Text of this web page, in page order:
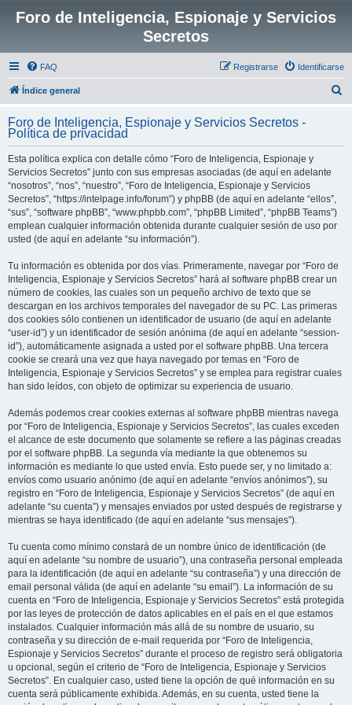
Foro de Inteligencia, Espionaje y Servicios
Secretos
FAQ Identificarse
Registrarse
Índice general
c
Foro de Inteligencia, Espionaje y Servicios Secretos -
Política de privacidad
Esta política explica con detalle cómo “Foro de Inteligencia, Espionaje y
Servicios Secretos” junto con sus empresas asociadas (de aquí en adelante
“nosotros”, “nos”, “nuestro”, “Foro de Inteligencia, Espionaje y Servicios
Secretos”, “https://intelpage.info/forum”) y phpBB (de aquí en adelante “ellos”,
“sus”, “software phpBB”, “www.phpbb.com”, “phpBB Limited”, “phpBB Teams”)
emplean cualquier información obtenida durante cualquier sesión de uso por
usted (de aquí en adelante “su información”).
Tu información es obtenida por dos vías. Primeramente, navegar por “Foro de
Inteligencia, Espionaje y Servicios Secretos” hará al software phpBB crear un
número de cookies, las cuales son un pequeño archivo de texto que se
descargan en los archivos temporales del navegador de su PC. Las primeras
dos cookies sólo contienen un identificador de usuario (de aquí en adelante
“user-id”) y un identificador de sesión anónima (de aquí en adelante “session-
id”), automáticamente asignada a usted por el software phpBB. Una tercera
cookie se creará una vez que haya navegado por temas en “Foro de
Inteligencia, Espionaje y Servicios Secretos” y se emplea para registrar cuales
han sido leídos, con objeto de optimizar su experiencia de usuario.
Además podemos crear cookies externas al software phpBB mientras navega
por “Foro de Inteligencia, Espionaje y Servicios Secretos”, las cuales exceden
el alcance de este documento que solamente se refiere a las páginas creadas
por el software phpBB. La segunda vía mediante la que obtenemos su
información es mediante lo que usted envía. Esto puede ser, y no limitado a:
envíos como usuario anónimo (de aquí en adelante “envíos anónimos”), su
registro en “Foro de Inteligencia, Espionaje y Servicios Secretos” (de aquí en
adelante “su cuenta”) y mensajes enviados por usted después de registrarse y
mientras se haya identificado (de aquí en adelante “sus mensajes”).
Tu cuenta como mínimo constará de un nombre único de identificación (de
aquí en adelante “su nombre de usuario”), una contraseña personal empleada
para la identificación (de aquí en adelante “su contraseña”) y una dirección de
email personal válida (de aquí en adelante “su email”). La información de su
cuenta en “Foro de Inteligencia, Espionaje y Servicios Secretos” está protegida
por las leyes de protección de datos aplicables en el país en el que estamos
instalados. Cualquier información más allá de su nombre de usuario, su
contraseña y su dirección de e-mail requerida por “Foro de Inteligencia,
Espionaje y Servicios Secretos” durante el proceso de registro será obligatoria
u opcional, según el criterio de “Foro de Inteligencia, Espionaje y Servicios
Secretos”. En cualquier caso, usted tiene la opción de qué información en su
cuenta será públicamente exhibida. Además, en su cuenta, usted tiene la